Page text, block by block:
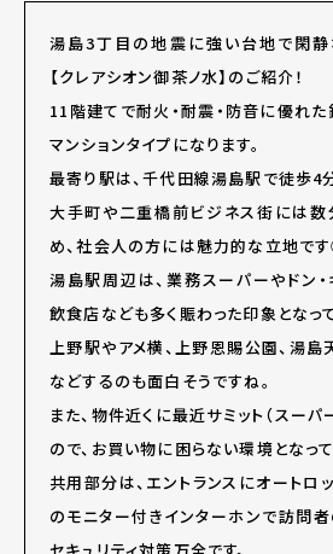
湯島3丁目の地震に強い台地で閑
【クレアシオン御茶ノ水】のご紹介！
11階建てで耐火・耐震・防音に優れ
マンションタイプになります。
最寄り駅は、千代田線湯島駅で徒歩4
大手町や二重橋前ビジネス街には数
め、社会人の方には魅力的な立地で
湯島駅周辺は、業務スーパーやドン・
飲食店なども多く賑わった印象となって
上野駅やアメ横、上野恩賜公園、湯
などするのも面白そうですね。
また、物件近くに最近サミット（スーパ
ので、お買い物に困らない環境となって
共用部分は、エントランスにオートロ
のモニター付きインターホンで訪問者
セキュリティ対策万全です。